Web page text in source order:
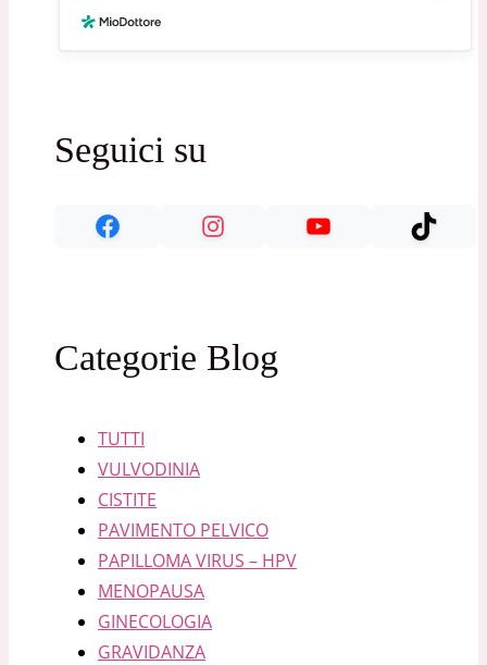
Seguici su
Categorie Blog
TUTTI
VULVODINIA
CISTITE
PAVIMENTO PELVICO
PAPILLOMA VIRUS – HPV
MENOPAUSA
GINECOLOGIA
GRAVIDANZA